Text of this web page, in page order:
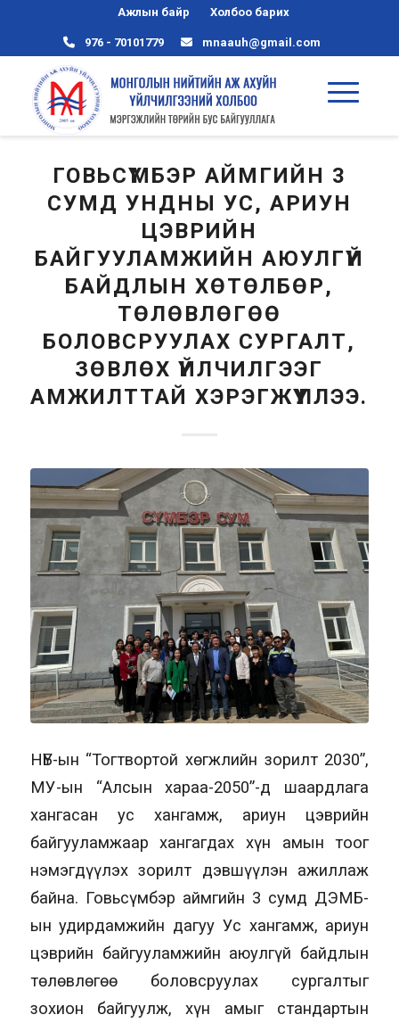
Ажлын байр Холбоо барих
976 - 70101779 mnaauh@gmail.com
ГОВЬСҮМБЭР АЙМГИЙН 3
СУМД УНДНЫ УС, АРИУН
ЦЭВРИЙН
БАЙГУУЛАМЖИЙН АЮУЛГҮЙ
БАЙДЛЫН ХӨТӨЛБӨР,
ТӨЛӨВЛӨГӨӨ
БОЛОВСРУУЛАХ СУРГАЛТ,
ЗӨВЛӨХ ҮЙЛЧИЛГЭЭГ
АМЖИЛТТАЙ ХЭРЭГЖҮҮЛЛЭЭ.
НҮБ-ын “Тогтвортой хөгжлийн зорилт 2030”,
МУ-ын “Алсын хараа-2050”-д шаардлага
хангасан ус хангамж, ариун цэврийн
байгууламжаар хангагдах хүн амын тоог
нэмэгдүүлэх зорилт дэвшүүлэн ажиллаж
байна. Говьсүмбэр аймгийн 3 сумд ДЭМБ-
ын удирдамжийн дагуу Ус хангамж, ариун
цэврийн байгууламжийн аюулгүй байдлын
төлөвлөгөө боловсруулах сургалтыг
зохион байгуулж, хүн амыг стандартын